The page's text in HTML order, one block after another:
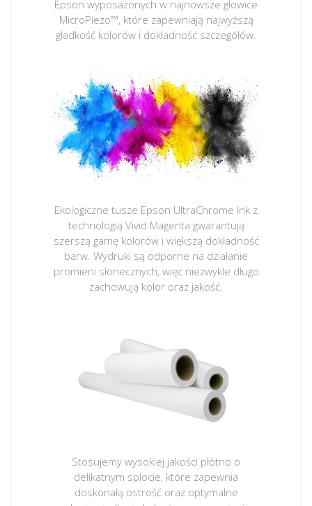
Epson wyposażonych w najnowsze głowice
MicroPiezo™, które zapewniają najwyższą
gładkość kolorów i dokładność szczegółów.
Ekologiczne tusze Epson UltraChrome Ink z
technologią Vivid Magenta gwarantują
szerszą gamę kolorów i większą dokładność
barw. Wydruki są odporne na działanie
promieni słonecznych, więc niezwykle długo
zachowują kolor oraz jakość.
Stosujemy wysokiej jakości płótno o
delikatnym splocie, które zapewnia
doskonałą ostrość oraz optymalne